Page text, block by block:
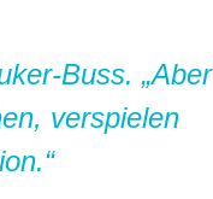
Buss. „Aber
verspielen